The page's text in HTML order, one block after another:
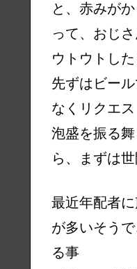
と、赤みが
って、おじ
ウトウトし
先ずはビー
なくリクエ
泡盛を振る
ら、まずは
最近年配者
が多いそう
る事